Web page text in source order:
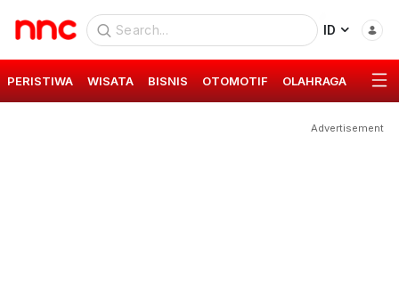
ID
PERISTIWA WISATA BISNIS OTOMOTIF OLAHRAGA GAYA
Advertisement